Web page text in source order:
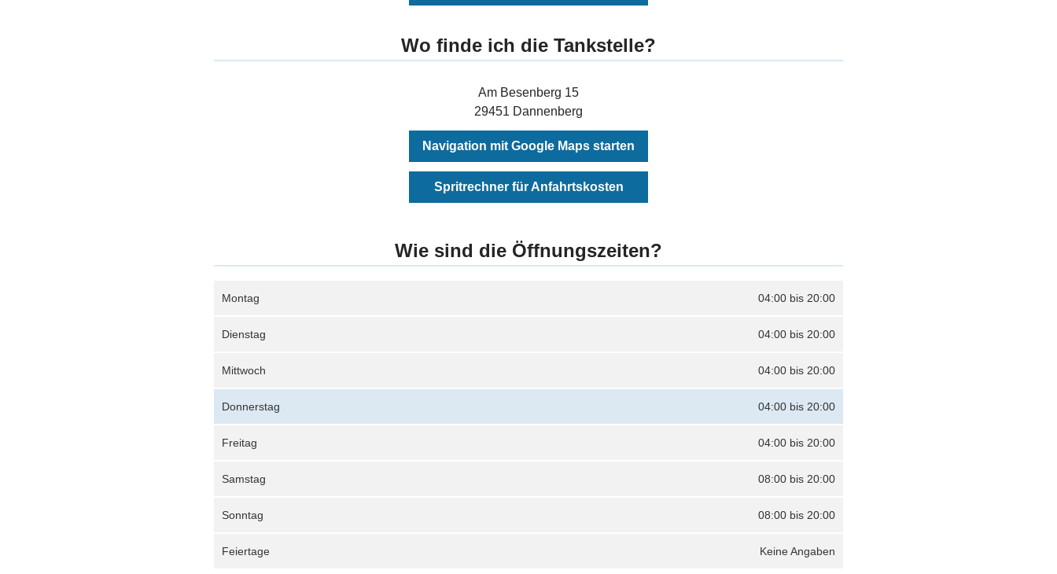
Wo finde ich die Tankstelle?
Am Besenberg 15
29451 Dannenberg
Navigation mit Google Maps starten
Spritrechner für Anfahrtskosten
Wie sind die Öffnungszeiten?
04:00 bis 20:00
Montag
04:00 bis 20:00
Dienstag
04:00 bis 20:00
Mittwoch
04:00 bis 20:00
Donnerstag
04:00 bis 20:00
Freitag
08:00 bis 20:00
Samstag
08:00 bis 20:00
Sonntag
Keine Angaben
Feiertage